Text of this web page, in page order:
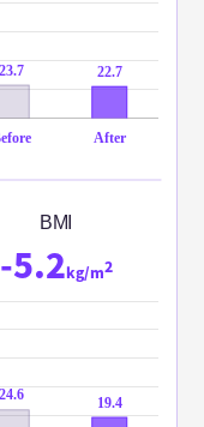
BMI
-5.2kg/m2